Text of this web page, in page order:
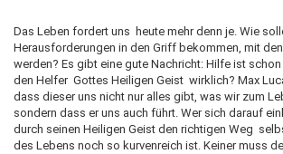
Das Leben fordert uns  heute mehr denn je. Wie
Herausforderungen in den Griff bekommen, mit
werden? Es gibt eine gute Nachricht: Hilfe ist
den Helfer  Gottes Heiligen Geist  wirklich? Max
dass dieser uns nicht nur alles gibt, was wir zum
sondern dass er uns auch führt. Wer sich darauf
durch seinen Heiligen Geist den richtigen Weg 
des Lebens noch so kurvenreich ist. Keiner muss